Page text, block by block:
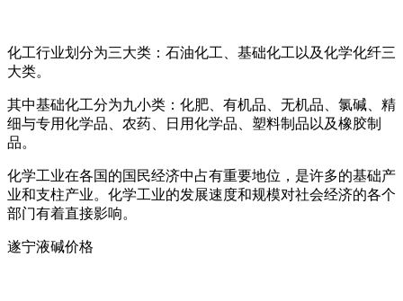
化工行业划分为三大类：石油化工、基础化工以及化学化纤三
大类。
其中基础化工分为九小类：化肥、有机品、无机品、氯碱、精
细与专用化学品、农药、日用化学品、塑料制品以及橡胶制
品。
化学工业在各国的国民经济中占有重要地位，是许多的基础产
业和支柱产业。化学工业的发展速度和规模对社会经济的各个
部门有着直接影响。
遂宁液碱价格